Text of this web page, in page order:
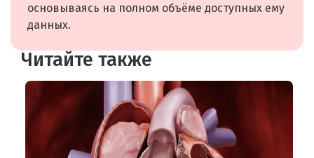
основываясь на полном объёме доступных ему
данных.
Читайте также